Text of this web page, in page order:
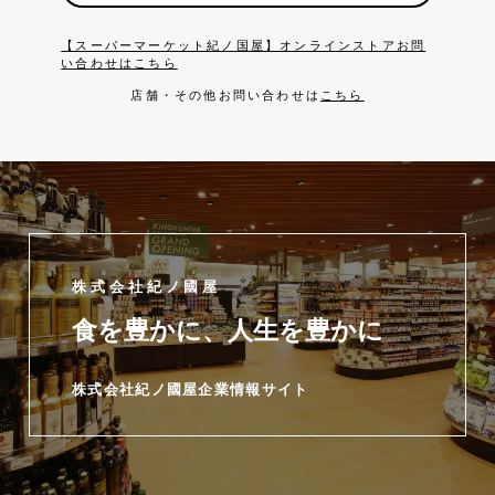
【スーパーマーケット紀ノ国屋】オンラインストアお問
い合わせはこちら
店舗・その他お問い合わせは こちら
株式会社紀ノ國屋
食を豊かに、人生を豊かに
株式会社紀ノ國屋企業情報サイト